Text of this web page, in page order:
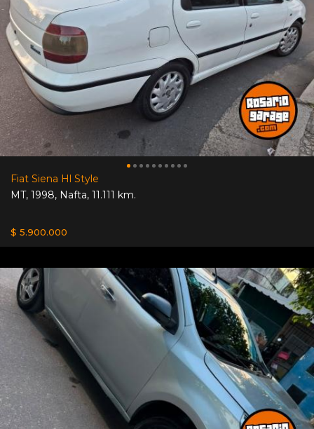
Fiat Siena Hl Style
MT, 1998, Nafta, 11.111 km.
$ 5.900.000